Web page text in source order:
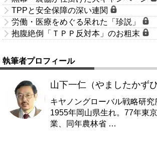
TPPと安全保障の深い連関
労働・医療をめぐる呆れた「珍説」
抱腹絶倒「ＴＰＰ反対本」のお粗末
執筆者プロフィール
山下一仁（やましたかずひ
キヤノングローバル戦略研究
1955年岡山県生れ。77年東
業、同年農林省 …